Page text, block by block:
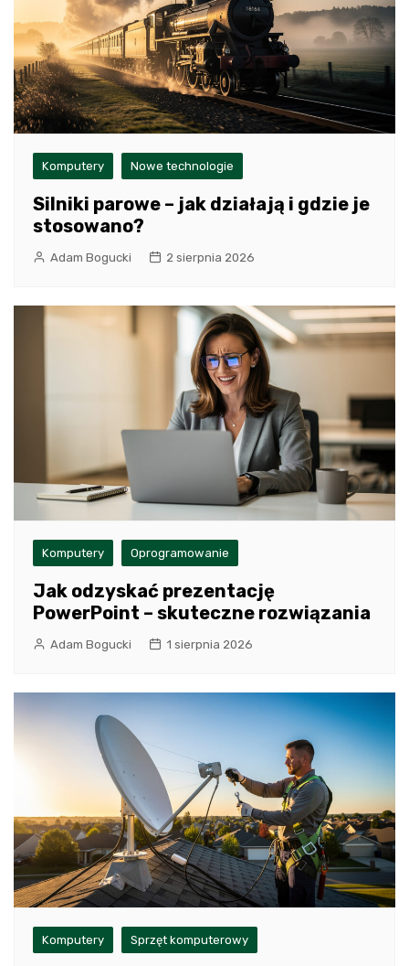
Komputery Nowe technologie
Silniki parowe – jak działają i gdzie je
stosowano?
Adam Bogucki 2 sierpnia 2026
Komputery Oprogramowanie
Jak odzyskać prezentację
PowerPoint – skuteczne rozwiązania
Adam Bogucki 1 sierpnia 2026
Komputery Sprzęt komputerowy